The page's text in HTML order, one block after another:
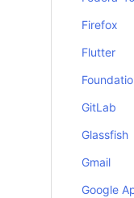
Firefox
Flutter
GitLab
Glassfish
Gmail
Google